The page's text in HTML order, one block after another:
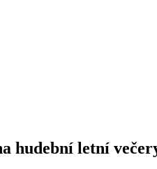
hudební letní